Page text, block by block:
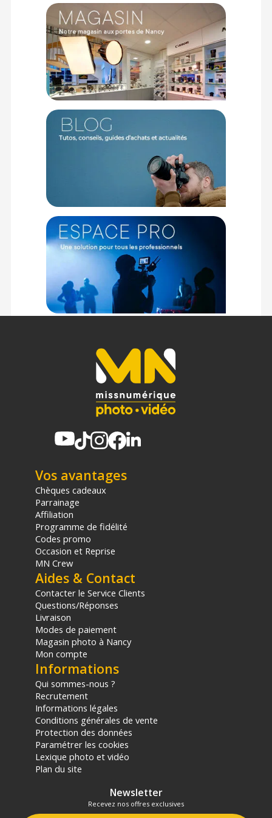
Diamètre : 80 cm
Nombre de surfaces : 5
Forme : Ronde
Pliable : Au tiers pour un rangement optimal
CONTENU DU CARTON
Godox réflecteur 5 en 1 Or, Argent, jaune, Blanc, Transparent
- 80 cm
Offre valable jusqu'au 06-08-2026 inclus.
Code EAN Godox réflecteur 5 en 1 Or, Argent, jaune, Blanc,
Transprent - 80 cm - Réflecteur pliable - Achat et prix :
Garantie 2 ans
(1) Sous réserve d'éligibilité.
(2) Nombre de points Fidélité estimés, hors remises au panier, basé
sur le prix TTC en €, les points seront effectivement calculés dans le
Vos avantages
Chèques cadeaux
Parrainage
Affiliation
Programme de fidélité
Codes promo
Occasion et Reprise
MN Crew
Aides & Contact
Contacter le Service Clients
Questions/Réponses
Livraison
Modes de paiement
Magasin photo à Nancy
Mon compte
Informations
Qui sommes-nous ?
Recrutement
Informations légales
Conditions générales de vente
Protection des données
Paramétrer les cookies
Lexique photo et vidéo
Plan du site
Newsletter
Recevez nos offres exclusives